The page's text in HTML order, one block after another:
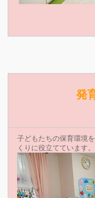
発
子どもたちの保育環境
くりに役立てています。